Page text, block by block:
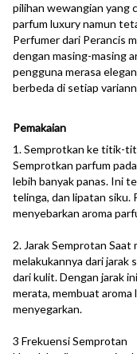
pilihan wewangian yang
parfum luxury namun
Perfumer dari Perancis
dengan masing-masing
pengguna merasa
berbeda di setiap
Pemakaian
1. Semprotkan ke titik-
Semprotkan parfum
lebih banyak panas. Ini
telinga, dan lipatan siku.
menyebarkan aroma
2. Jarak Semprotan
melakukannya dari jarak
dari kulit. Dengan jarak
merata, membuat
menyegarkan.
3 Frekuensi Semprotan